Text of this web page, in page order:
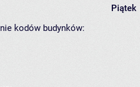
Piątek
kodów budynków: